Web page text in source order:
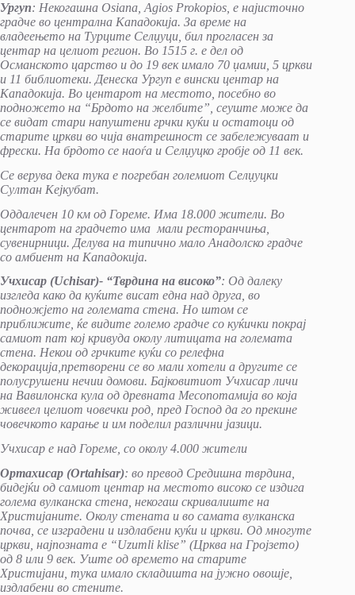
Ургуп: Некогашна Osiana, Agios Prokopios, e најисточно
градче во централна Кападокија. За време на
владеењето на Турците Селџуци, бил прогласен за
центар на целиот регион. Во 1515 г. е дел од
Османското царство и до 19 век имало 70 џамии, 5 цркви
и 11 библиотеки. Денеска Ургуп е вински центар на
Кападокија. Во центарот на местото, посебно во
подножето на “Брдото на желбите”, сеуште може да
се видат стари напуштени грчки куќи и остатоци од
старите цркви во чија внатрешност се забележуваат и
фрески. На брдото се наоѓа и Селџуцко гробје од 11 век.
Се верува дека тука е погребан големиот Селџуцки
Султан Кејкубат.
Оддалечен 10 км од Гореме. Има 18.000 жители. Во
центарот на градчето има мали ресторанчиња,
сувенирници. Делува на типично мало Анадолско градче
со амбиент на Кападокија.
Учхисар (Uchisar)- “Тврдина на високо”: Од далеку
изгледа како да куќите висат една над друга, во
подножјето на големата стена. Но штом се
приближите, ќе видите големо градче со куќички покрај
самиот пат кој кривуда околу литицата на големата
стена. Некои од грчките куќи со релефна
декорација,претворени се во мали хотели а другите се
полусрушени нечии домови. Бајковитиот Учхисар личи
на Вавилонска кула од древната Месопотамија во која
живеел целиот човечки род, пред Господ да го прекине
човечкото карање и им поделил различни јазици.
Учхисар е над Гореме, со околу 4.000 жители
Ортахисар (Ortahisar): во превод Средишна тврдина,
бидејќи од самиот центар на местото високо се издига
голема вулканска стена, некогаш скривалиште на
Христијаните. Околу стената и во самата вулканска
почва, се изградени и издлабени куќи и цркви. Од многуте
цркви, најпозната е “Uzumli klise” (Црква на Гројзето)
од 8 или 9 век. Уште од времето на старите
Христијани, тука имало складишта на јужно овошје,
издлабени во стените.